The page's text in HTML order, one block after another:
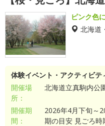
ピンク色
北海道
体験イベント・アクティビテ
開催場
所：
北海道立真駒内公
開催期
間：
2026年4月下旬～
期の目安 見ごろ